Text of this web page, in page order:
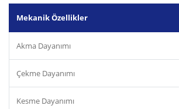
Mekanik Özellikler
Akma Dayanımı
Çekme Dayanımı
Kesme Dayanımı